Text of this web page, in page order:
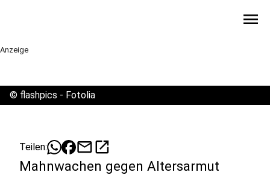
menu
Anzeige
© flashpics - Fotolia
Teilen: mailopen_in_new
Mahnwachen gegen Altersarmut